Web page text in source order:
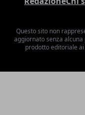
Questo sito non
aggiornato senza
prodotto editoriale